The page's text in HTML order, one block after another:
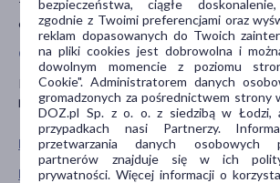
Pokaż wszystkie produkty VEERA
Pokaż wszystkie produkty linii
To jest wyrób medyczny. Stosuj go zgodnie z
etykietą.
Ciąża i karmienie piersią
Kobiety w ciąży i karmiące piersią, przed
powinny skonsultować się z lekarzem.
bezpieczeństwa, ciągłe
zgodnie z Twoimi preferencjami oraz
reklam dopasowanych do Twoich
na pliki cookies jest dobrowolna i
dowolnym momencie z poziomu
Cookie". Administratorem danych
gromadzonych za pośrednictwem strony
DOZ.pl Sp. z o. o. z siedzibą w Łodzi,
przypadkach nasi Partnerzy.
przetwarzania danych osobowych
partnerów znajduje się w ich
prywatności. Więcej informacji o